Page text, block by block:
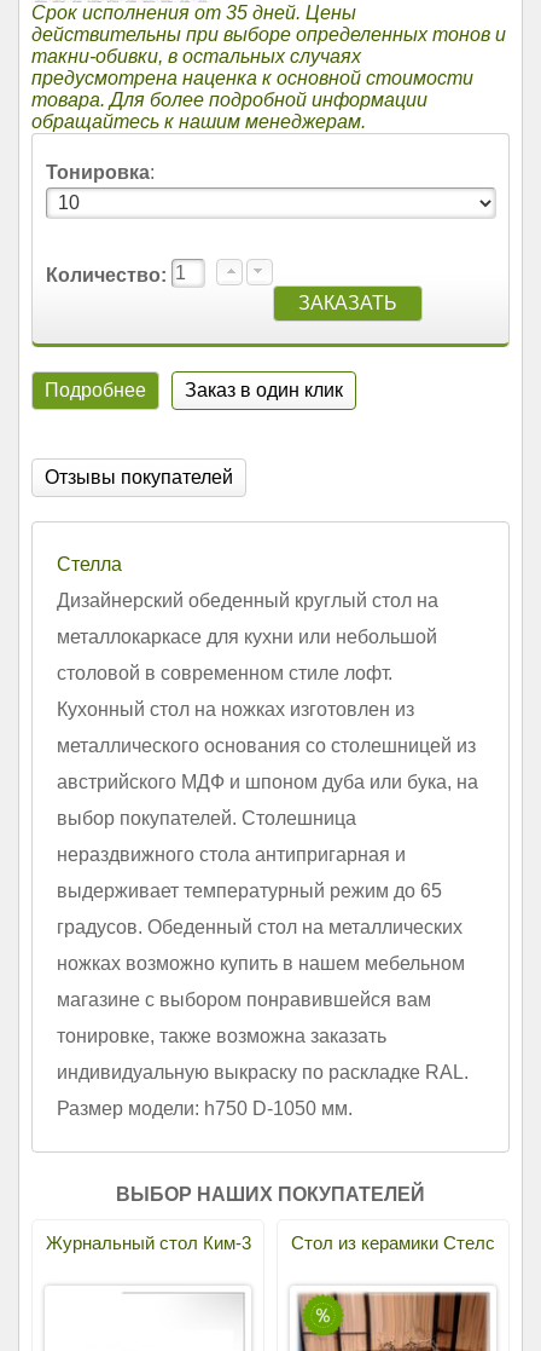
Срок исполнения от 35 дней. Цены
действительны при выборе определенных тонов и
такни-обивки, в остальных случаях
предусмотрена наценка к основной стоимости
товара. Для более подробной информации
обращайтесь к нашим менеджерам.
Тонировка:
Количество:
Подробнее Заказ в один клик
Отзывы покупателей
Стелла
Дизайнерский обеденный круглый стол на
металлокаркасе для кухни или небольшой
столовой в современном стиле лофт.
Кухонный стол на ножках изготовлен из
металлического основания со столешницей из
австрийского МДФ и шпоном дуба или бука, на
выбор покупателей. Столешница
нераздвижного стола антипригарная и
выдерживает температурный режим до 65
градусов. Обеденный стол на металлических
ножках возможно купить в нашем мебельном
магазине с выбором понравившейся вам
тонировке, также возможна заказать
индивидуальную выкраску по раскладке RAL.
Размер модели: h750 D-1050 мм.
ВЫБОР НАШИХ ПОКУПАТЕЛЕЙ
Журнальный стол Ким-3 Стол из керамики Стелс